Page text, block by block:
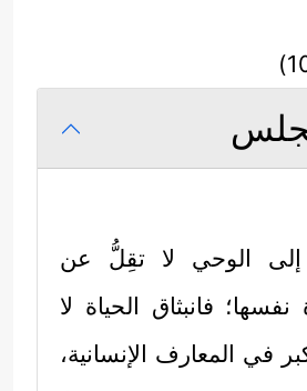
إلى الوحي لا تقِلُّ عن
فانبثاق الحياة لا
في المعارف الإنسانية،